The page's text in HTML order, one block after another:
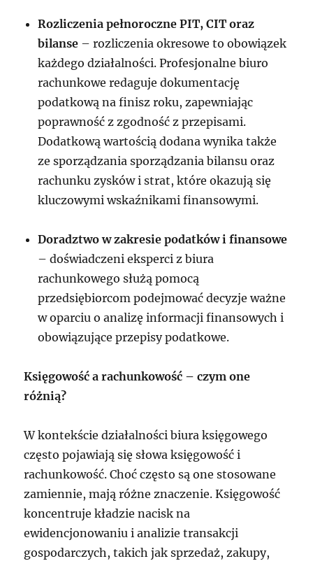
Rozliczenia pełnoroczne PIT, CIT oraz
bilanse – rozliczenia okresowe to obowiązek
każdego działalności. Profesjonalne biuro
rachunkowe redaguje dokumentację
podatkową na finisz roku, zapewniając
poprawność z zgodność z przepisami.
Dodatkową wartością dodana wynika także
ze sporządzania sporządzania bilansu oraz
rachunku zysków i strat, które okazują się
kluczowymi wskaźnikami finansowymi.
Doradztwo w zakresie podatków i finansowe
– doświadczeni eksperci z biura
rachunkowego służą pomocą
przedsiębiorcom podejmować decyzje ważne
w oparciu o analizę informacji finansowych i
obowiązujące przepisy podatkowe.
Księgowość a rachunkowość – czym one
różnią?
W kontekście działalności biura księgowego
często pojawiają się słowa księgowość i
rachunkowość. Choć często są one stosowane
zamiennie, mają różne znaczenie. Księgowość
koncentruje kładzie nacisk na
ewidencjonowaniu i analizie transakcji
gospodarczych, takich jak sprzedaż, zakupy,